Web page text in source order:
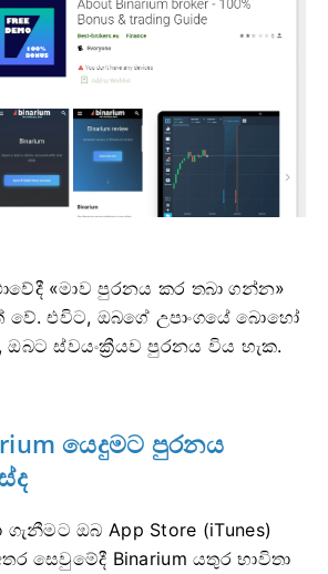
«මාව පුරනය කර තබා ගන්න»
වේ. එවිට, ඔබගේ උපාංගයේ බොහෝ
ස්වයංක්‍රීයව පුරනය විය හැක.
යෙදුමට පුරනය
ඔබ App Store (iTunes)
සෙවුමේදී Binarium යතුර භාවිතා